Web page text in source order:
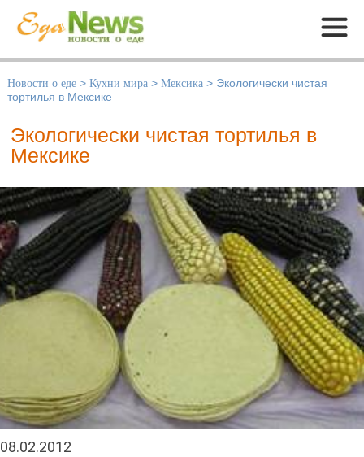
Меню
Новости о еде > Кухни мира > Мексика > Экологически чистая
тортилья в Мексике
Экологически чистая тортилья в
Мексике
08.02.2012